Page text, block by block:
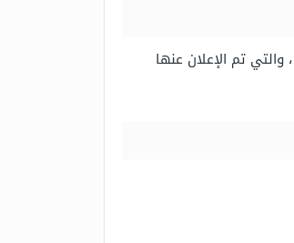
والتي تم الإعلان عنها